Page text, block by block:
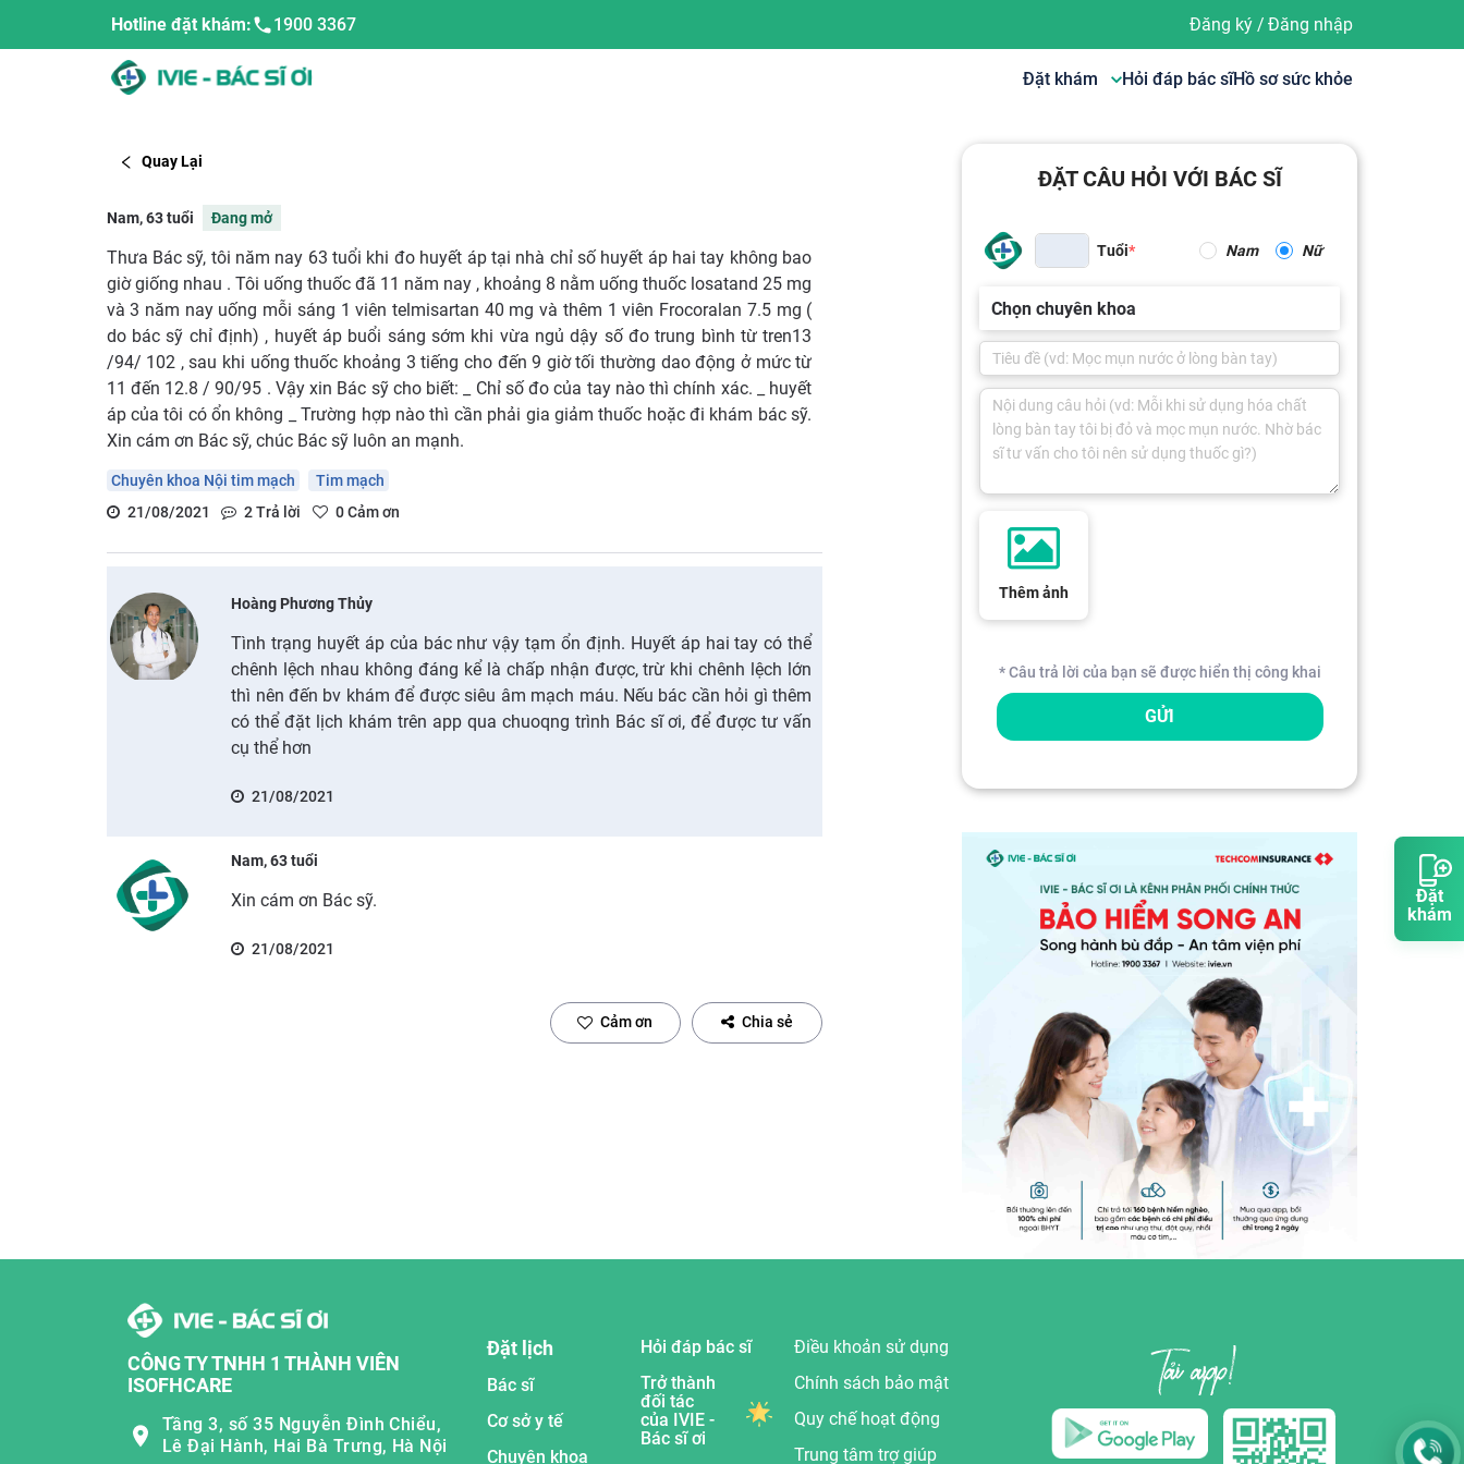
Đặt
khám
Hotline đặt khám: 1900 3367 Đăng ký/ Đăng nhập
Đặt khám Hỏi đáp bác sĩHồ sơ sức khỏe
Quay Lại
Nam, 63 tuổi Đang mở
Thưa Bác sỹ, tôi năm nay 63 tuổi khi đo huyết áp tại nhà chỉ số huyết áp hai tay không bao
giờ giống nhau . Tôi uống thuốc đã 11 năm nay , khoảng 8 nằm uống thuốc losatand 25 mg
và 3 năm nay uống mỗi sáng 1 viên telmisartan 40 mg và thêm 1 viên Frocoralan 7.5 mg (
do bác sỹ chỉ định) , huyết áp buổi sáng sớm khi vừa ngủ dậy số đo trung bình từ tren13
/94/ 102 , sau khi uống thuốc khoảng 3 tiếng cho đến 9 giờ tối thường dao động ở mức từ
11 đến 12.8 / 90/95 . Vậy xin Bác sỹ cho biết: _ Chỉ số đo của tay nào thì chính xác. _ huyết
áp của tôi có ổn không _ Trường hợp nào thì cần phải gia giảm thuốc hoặc đi khám bác sỹ.
Xin cám ơn Bác sỹ, chúc Bác sỹ luôn an mạnh.
Chuyên khoa Nội tim mạch
Tim mạch
21/08/2021
2Trả lời 0Cảm ơn
Hoàng Phương Thủy
Tình trạng huyết áp của bác như vậy tạm ổn định. Huyết áp hai tay có thể
chênh lệch nhau không đáng kể là chấp nhận được, trừ khi chênh lệch lớn
thì nên đến bv khám để được siêu âm mạch máu. Nếu bác cần hỏi gì thêm
có thể đặt lịch khám trên app qua chuoqng trình Bác sĩ ơi, để được tư vấn
cụ thể hơn
21/08/2021
Nam, 63 tuổi
Xin cám ơn Bác sỹ.
21/08/2021
Cảm ơn Chia sẻ
ĐẶT CÂU HỎI VỚI BÁC SĨ
Tuổi Nam Nữ
Chọn chuyên khoa
Thêm ảnh
* Câu trả lời của bạn sẽ được hiển thị công khai
GỬI
CÔNG TY TNHH 1 THÀNH VIÊN
ISOFHCARE
Tầng 3, số 35 Nguyễn Đình Chiểu,
Lê Đại Hành, Hai Bà Trưng, Hà Nội
Đặt lịch
Bác sĩ
Cơ sở y tế
Chuyên khoa
Hỏi đáp bác sĩ
Trở thành
đối tác
của IVIE -
Bác sĩ ơi
Điều khoản sử dụng
Chính sách bảo mật
Quy chế hoạt động
Trung tâm trợ giúp